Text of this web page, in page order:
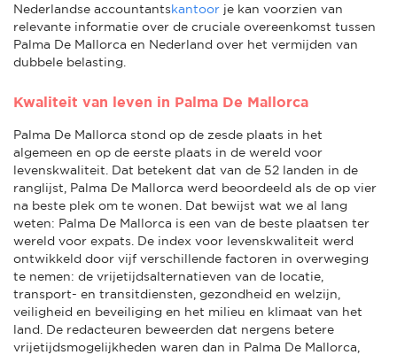
Nederlandse accountantskantoor je kan voorzien van
relevante informatie over de cruciale overeenkomst tussen
Palma De Mallorca en Nederland over het vermijden van
dubbele belasting.
Kwaliteit van leven in Palma De Mallorca
Palma De Mallorca stond op de zesde plaats in het
algemeen en op de eerste plaats in de wereld voor
levenskwaliteit. Dat betekent dat van de 52 landen in de
ranglijst, Palma De Mallorca werd beoordeeld als de op vier
na beste plek om te wonen. Dat bewijst wat we al lang
weten: Palma De Mallorca is een van de beste plaatsen ter
wereld voor expats. De index voor levenskwaliteit werd
ontwikkeld door vijf verschillende factoren in overweging
te nemen: de vrijetijdsalternatieven van de locatie,
transport- en transitdiensten, gezondheid en welzijn,
veiligheid en beveiliging en het milieu en klimaat van het
land. De redacteuren beweerden dat nergens betere
vrijetijdsmogelijkheden waren dan in Palma De Mallorca,